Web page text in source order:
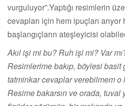
vurguluyor”.Yaptığı resimlerin
cevapları için hem ipuçları
başlangıçların ateşleyicisi
Akıl işi mi bu? Ruh işi mi? Var
Resimlerime bakıp, böylesi
tatminkar cevaplar verebilmem o
Resime bakarsın ve orada, tuval